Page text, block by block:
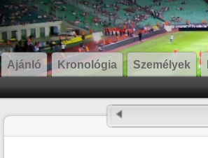
Ajánló Kronológia Személyek